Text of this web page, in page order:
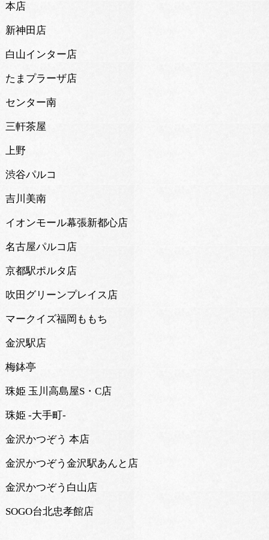
本店
新神田店
白山インター店
たまプラーザ店
センター南
三軒茶屋
上野
渋谷パルコ
吉川美南
イオンモール幕張新都心店
名古屋パルコ店
京都駅ポルタ店
吹田グリーンプレイス店
マークイズ福岡ももち
金沢駅店
梅鉢亭
珠姫 玉川高島屋S・C店
珠姫 -大手町-
金沢かつぞう 本店
金沢かつぞう金沢駅あんと店
金沢かつぞう白山店
SOGO台北忠孝館店